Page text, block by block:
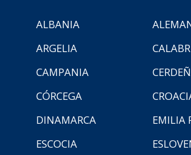
ALBANIA
ARGELIA
CAMPANIA
CÓRCEGA
DINAMARCA
EMILIA
ESCOCIA